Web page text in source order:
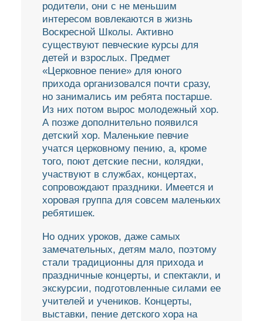
родители, они с не меньшим
интересом вовлекаются в жизнь
Воскресной Школы. Активно
существуют певческие курсы для
детей и взрослых. Предмет
«Церковное пение» для юного
прихода организовался почти сразу,
но занимались им ребята постарше.
Из них потом вырос молодежный хор.
А позже дополнительно появился
детский хор. Маленькие певчие
учатся церковному пению, а, кроме
того, поют детские песни, колядки,
участвуют в службах, концертах,
сопровождают праздники. Имеется и
хоровая группа для совсем маленьких
ребятишек.
Но одних уроков, даже самых
замечательных, детям мало, поэтому
стали традиционны для прихода и
праздничные концерты, и спектакли, и
экскурсии, подготовленные силами ее
учителей и учеников. Концерты,
выставки, пение детского хора на